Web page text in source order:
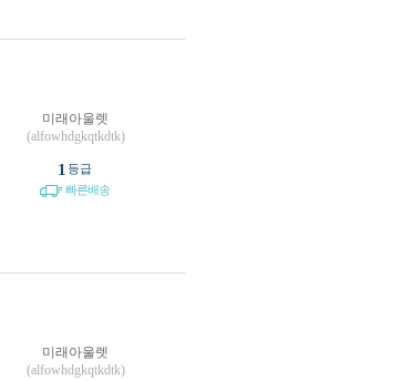
미래아울렛
(alfowhdgkqtkdtk)
1 등급
빠른배송
미래아울렛
(alfowhdgkqtkdtk)